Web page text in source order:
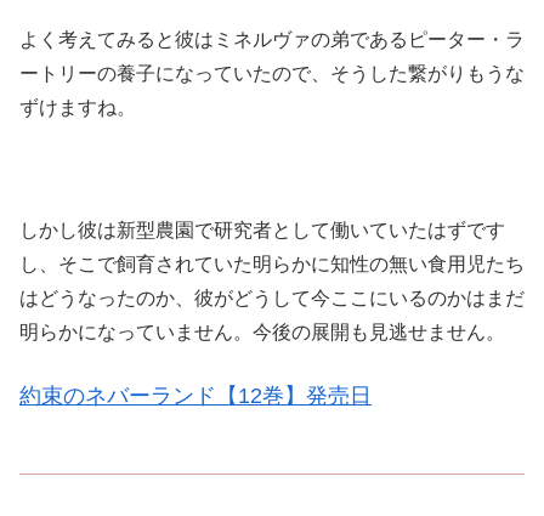
よく考えてみると彼はミネルヴァの弟であるピーター・ラ
ートリーの養子になっていたので、そうした繋がりもうな
ずけますね。
しかし彼は新型農園で研究者として働いていたはずです
し、そこで飼育されていた明らかに知性の無い食用児たち
はどうなったのか、彼がどうして今ここにいるのかはまだ
明らかになっていません。今後の展開も見逃せません。
約束のネバーランド【12巻】発売日